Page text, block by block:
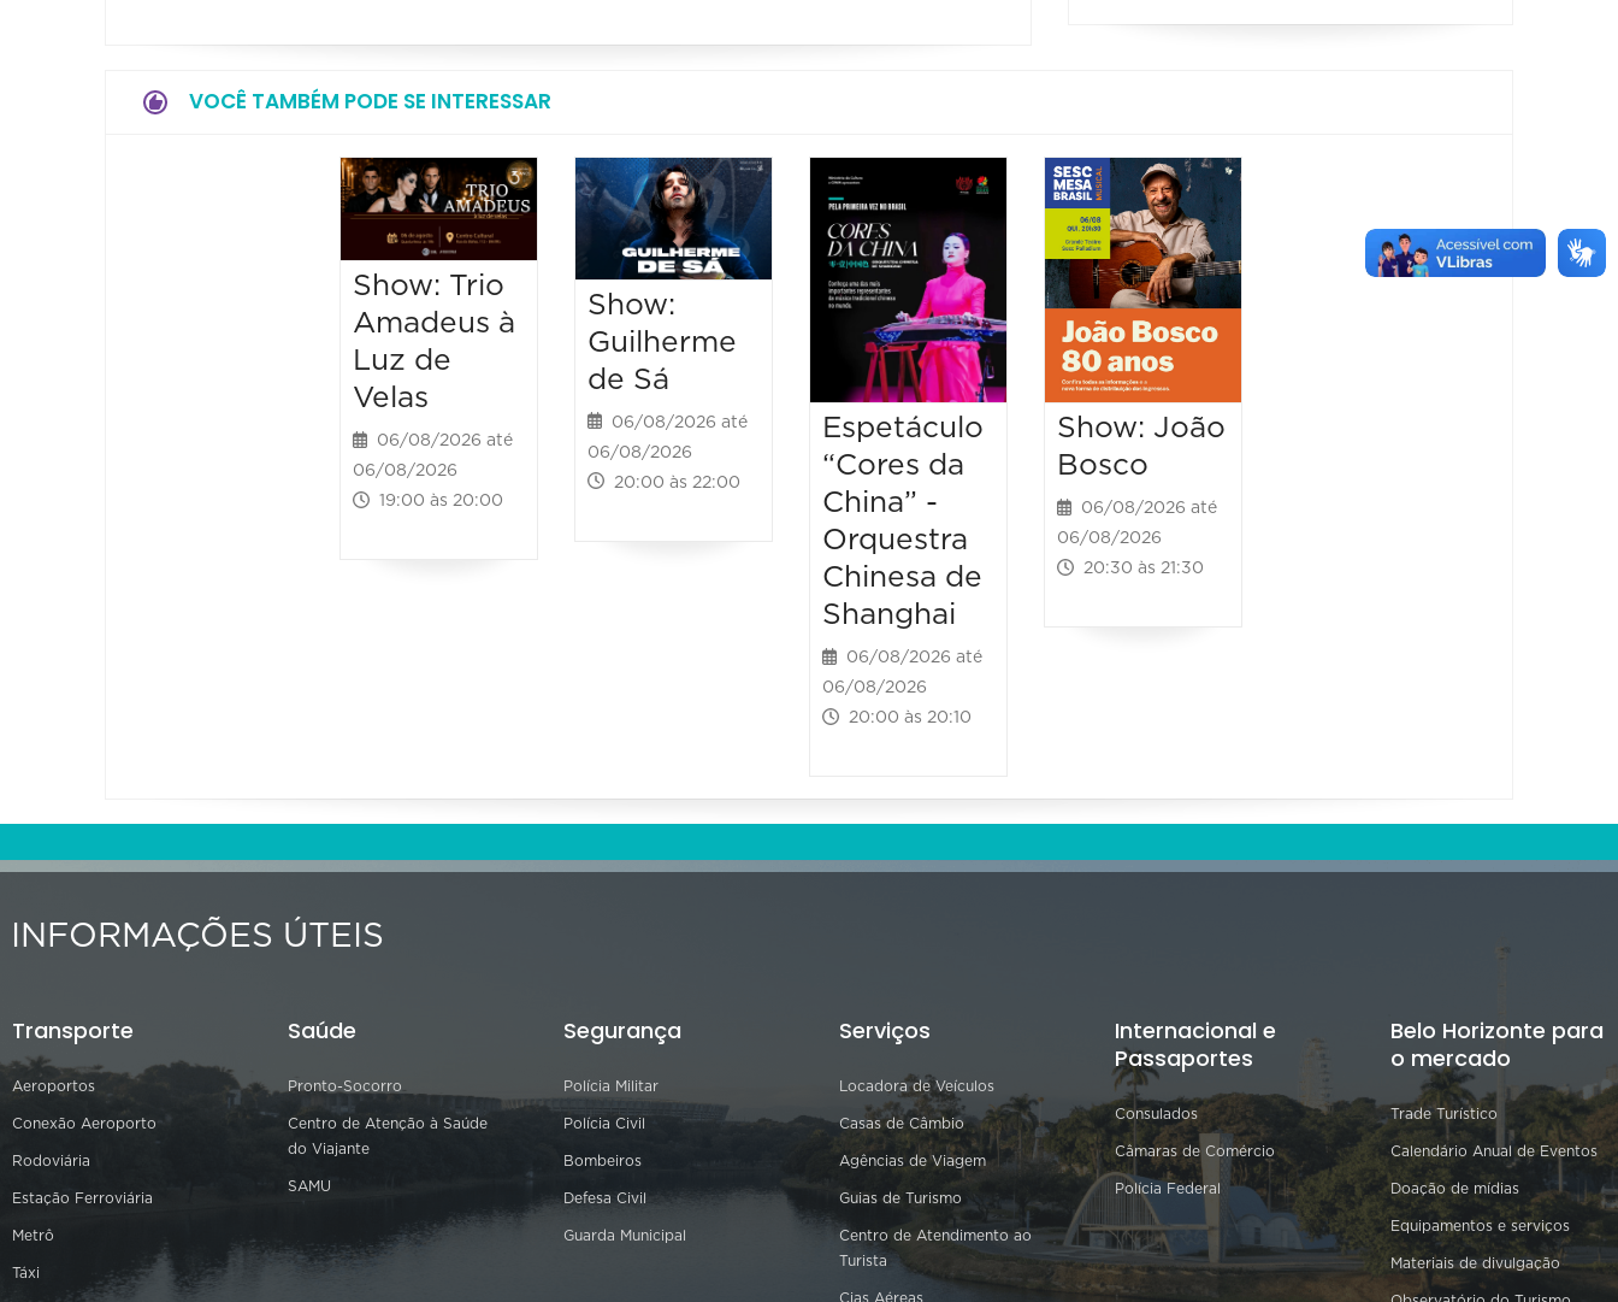
VOCÊ TAMBÉM PODE SE INTERESSAR
Show: Trio
Amadeus à
Luz de
Velas
06/08/2026 até
06/08/2026
19:00 às 20:00
Show:
Guilherme
de Sá
06/08/2026 até
06/08/2026
20:00 às 22:00
Espetáculo
“Cores da
China” -
Orquestra
Chinesa de
Shanghai
06/08/2026 até
06/08/2026
20:00 às 20:10
Show: João
Bosco
06/08/2026 até
06/08/2026
20:30 às 21:30
Veloce 6
anos
INFORMAÇÕES ÚTEIS
Transporte
Aeroportos
Conexão Aeroporto
Rodoviária
Estação Ferroviária
Metrô
Táxi
Saúde
Pronto-Socorro
Centro de Atenção à Saúde
do Viajante
SAMU
Segurança
Polícia Militar
Polícia Civil
Bombeiros
Defesa Civil
Guarda Municipal
Serviços
Locadora de Veículos
Casas de Câmbio
Agências de Viagem
Guias de Turismo
Centro de Atendimento ao
Turista
Cias Aéreas
Internacional e
Passaportes
Consulados
Câmaras de Comércio
Polícia Federal
Belo Horizonte para
o mercado
Trade Turístico
Calendário Anual de Eventos
Doação de mídias
Equipamentos e serviços
Materiais de divulgação